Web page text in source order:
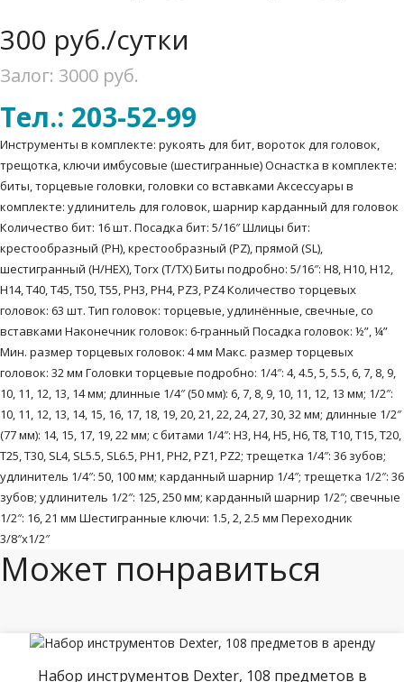
300 руб./сутки
Залог: 3000 руб.
Тел.: 203-52-99
Инструменты в комплекте: рукоять для бит, вороток для головок,
трещотка, ключи имбусовые (шестигранные) Оснастка в комплекте:
биты, торцевые головки, головки со вставками Аксессуары в
комплекте: удлинитель для головок, шарнир карданный для головок
Количество бит: 16 шт. Посадка бит: 5/16″ Шлицы бит:
крестообразный (PH), крестообразный (PZ), прямой (SL),
шестигранный (H/HEX), Torx (T/TX) Биты подробно: 5/16″: H8, H10, H12,
H14, T40, T45, T50, T55, PH3, PH4, PZ3, PZ4 Количество торцевых
головок: 63 шт. Тип головок: торцевые, удлинённые, свечные, со
вставками Наконечник головок: 6-гранный Посадка головок: ½”, ¼”
Мин. размер торцевых головок: 4 мм Макс. размер торцевых
головок: 32 мм Головки торцевые подробно: 1/4″: 4, 4.5, 5, 5.5, 6, 7, 8, 9,
10, 11, 12, 13, 14 мм; длинные 1/4″ (50 мм): 6, 7, 8, 9, 10, 11, 12, 13 мм; 1/2″:
10, 11, 12, 13, 14, 15, 16, 17, 18, 19, 20, 21, 22, 24, 27, 30, 32 мм; длинные 1/2″
(77 мм): 14, 15, 17, 19, 22 мм; с битами 1/4″: H3, H4, H5, H6, T8, T10, T15, T20,
T25, T30, SL4, SL5.5, SL6.5, PH1, PH2, PZ1, PZ2; трещетка 1/4″: 36 зубов;
удлинитель 1/4″: 50, 100 мм; карданный шарнир 1/4″; трещетка 1/2″: 36
зубов; удлинитель 1/2″: 125, 250 мм; карданный шарнир 1/2″; свечные
1/2″: 16, 21 мм Шестигранные ключи: 1.5, 2, 2.5 мм Переходник
3/8″х1/2″
Может понравиться
Набор инструментов Dexter, 108 предметов в